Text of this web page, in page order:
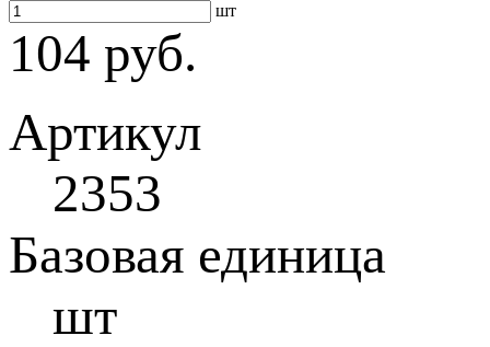
шт
104 руб.
Артикул
2353
Базовая единица
шт